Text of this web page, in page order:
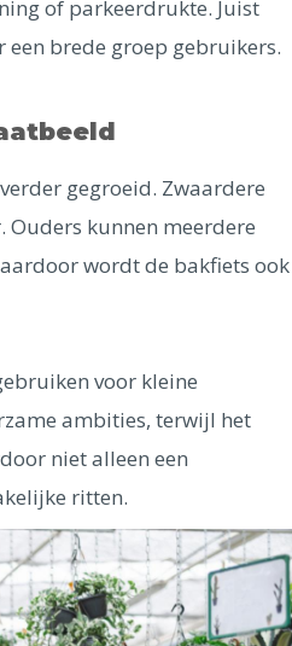
of parkeerdrukte. Juist
brede groep gebruikers.
gegroeid. Zwaardere
kunnen meerdere
wordt de bakfiets ook
voor kleine
ambities, terwijl het
niet alleen een
ritten.